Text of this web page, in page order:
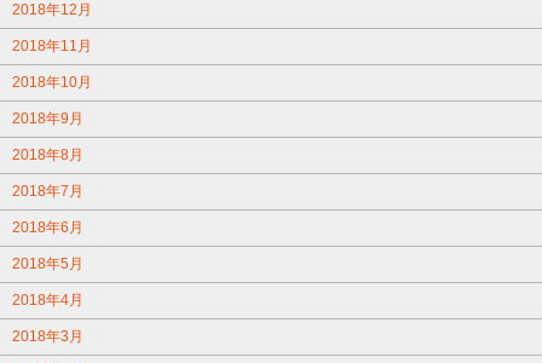
2018年12月
2018年11月
2018年10月
2018年9月
2018年8月
2018年7月
2018年6月
2018年5月
2018年4月
2018年3月